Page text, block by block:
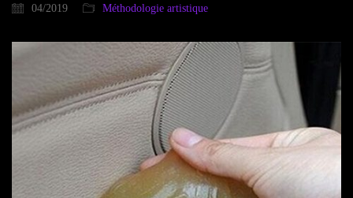
04/2019 Méthodologie artistique